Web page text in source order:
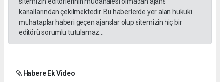
sitemizin editörlerinin müdahalesi olmadan ajans
kanallarından çekilmektedir. Bu haberlerde yer alan hukuki
muhataplar haberi geçen ajanslar olup sitemizin hiç bir
editörü sorumlu tutulamaz...
Habere Ek Video